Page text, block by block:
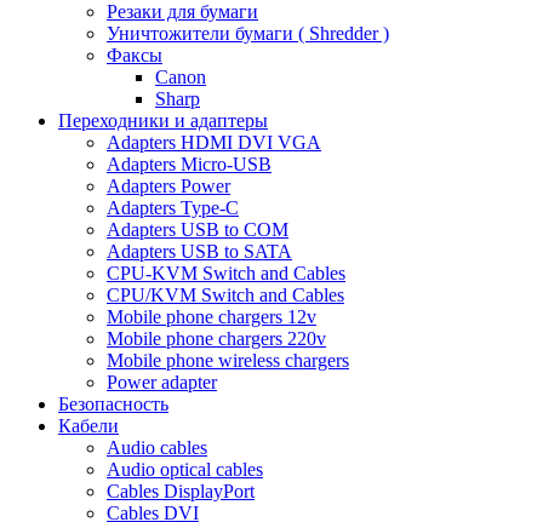
Резаки для бумаги
Уничтожители бумаги ( Shredder )
Факсы
Canon
Sharp
Переходники и адаптеры
Adapters HDMI DVI VGA
Adapters Micro-USB
Adapters Power
Adapters Type-C
Adapters USB to COM
Adapters USB to SATA
CPU-KVM Switch and Cables
CPU/KVM Switch and Cables
Mobile phone chargers 12v
Mobile phone chargers 220v
Mobile phone wireless chargers
Power adapter
Безопасность
Кабели
Audio cables
Audio optical cables
Cables DisplayPort
Cables DVI